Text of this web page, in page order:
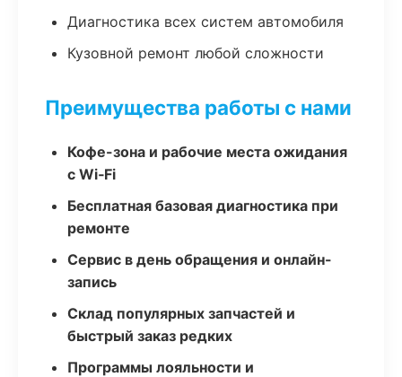
Диагностика всех систем автомобиля
Кузовной ремонт любой сложности
Преимущества работы с нами
Кофе-зона и рабочие места ожидания
с Wi‑Fi
Бесплатная базовая диагностика при
ремонте
Сервис в день обращения и онлайн-
запись
Склад популярных запчастей и
быстрый заказ редких
Программы лояльности и